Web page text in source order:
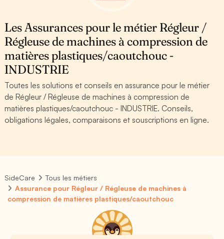
Les Assurances pour le métier Régleur /
Régleuse de machines à compression de
matières plastiques/caoutchouc -
INDUSTRIE
Toutes les solutions et conseils en assurance pour le métier
de Régleur / Régleuse de machines à compression de
matières plastiques/caoutchouc - INDUSTRIE. Conseils,
obligations légales, comparaisons et souscriptions en ligne.
SideCare
Tous les métiers
Assurance pour Régleur / Régleuse de machines à
compression de matières plastiques/caoutchouc